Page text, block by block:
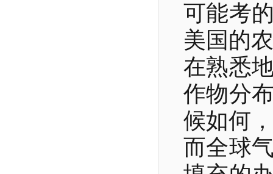
可能考
美国的
在熟悉
作物分
候如何
而全球